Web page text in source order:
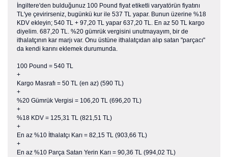
İngiltere'den bulduğunuz 100 Pound fiyat etiketli varyatörün fiyatını
TL'ye çevirirseniz, bugünkü kur ile 537 TL yapar. Bunun üzerine %18
KDV ekleyin; 540 TL + 97,20 TL yapar 637,20 TL. En az 50 TL kargo
diyelim. 687,20 TL. %20 gümrük vergisini unutmayayım, bir de
ithalatçının kar marjı var. Onu üstüne ithalatçıdan alıp satan "parçacı"
da kendi karını eklemek durumunda.
100 Pound = 540 TL
+
Kargo Masrafı = 50 TL (en az) (590 TL)
+
%20 Gümrük Vergisi = 106,20 TL (696,20 TL)
+
%18 KDV = 125,31 TL (821,51 TL)
+
En az %10 İthalatçı Karı = 82,15 TL (903,66 TL)
+
En az %10 Parça Satan Yerin Karı = 90,36 TL (994,02 TL)